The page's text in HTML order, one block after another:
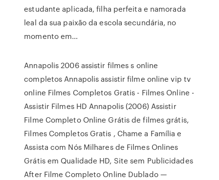
estudante aplicada, filha perfeita e namorada
leal da sua paixão da escola secundária, no
momento em…
Annapolis 2006 assistir filmes s online
completos Annapolis assistir filme online vip tv
online Filmes Completos Gratis - Filmes Online -
Assistir Filmes HD Annapolis (2006) Assistir
Filme Completo Online Grátis de filmes grátis,
Filmes Completos Gratis , Chame a Família e
Assista com Nós Milhares de Filmes Onlines
Grátis em Qualidade HD, Site sem Publicidades
After Filme Completo Online Dublado —